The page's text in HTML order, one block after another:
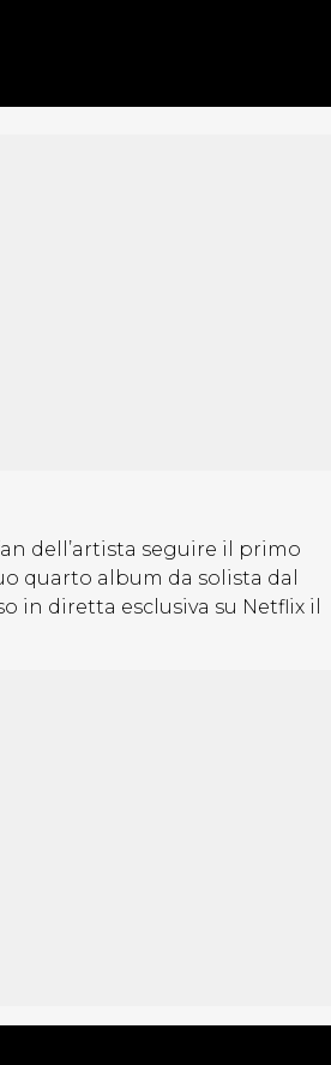
dell’artista seguire il primo
quarto album da solista dal
in diretta esclusiva su Netflix il